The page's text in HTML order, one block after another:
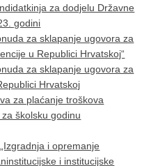
za dodjelu Državne
godini
za sklapanje ugovora za
u Republici Hrvatskoj“
za sklapanje ugovora za
Hrvatskoj
za plaćanje troškova
školsku godinu
i opremanje
i institucijske